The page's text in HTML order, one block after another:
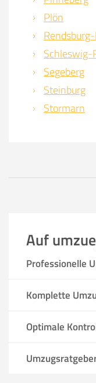
Plön
Schleswig-
Segeberg
Steinburg
Stormarn
Auf
Professionelle
Komplette
Optimale